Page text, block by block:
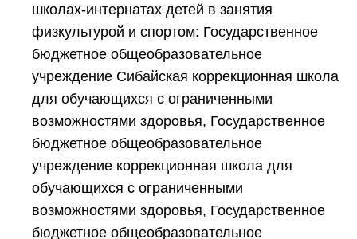
школах-интернатах детей в занятия
физкультурой и спортом: Государственное
бюджетное общеобразовательное
учреждение Сибайская коррекционная школа
для обучающихся с ограниченными
возможностями здоровья, Государственное
бюджетное общеобразовательное
учреждение коррекционная школа для
обучающихся с ограниченными
возможностями здоровья, Государственное
бюджетное общеобразовательное